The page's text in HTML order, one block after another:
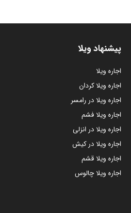
پیشنهاد ویلا
اجاره ویلا
اجاره ویلا کردان
اجاره ویلا در رامسر
اجاره ویلا فشم
اجاره ویلا در انزلی
اجاره ویلا در کیش
اجاره ویلا قشم
اجاره ویلا چالوس